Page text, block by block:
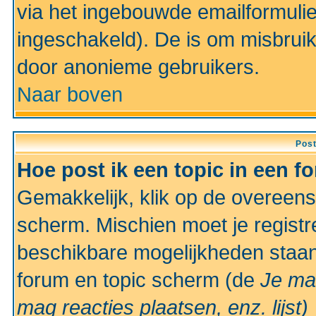
via het ingebouwde
ingeschakeld). De is om
door anonieme gebruikers.
Naar boven
Hoe post ik een topic in een
Gemakkelijk, klik op de
scherm. Mischien moet je
beschikbare mogelijkheden
forum en topic scherm (de Je
mag reacties plaatsen, enz. lijst)